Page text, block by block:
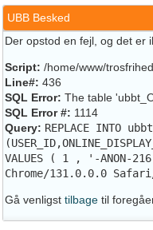
UBB Besked
Der opstod en fejl, og det
Script: /home/www/
Line#: 436
SQL Error: The table
SQL Error #: 1114
Query: REPLACE INTO
VALUES ( 1 , '-ANON-
Chrome/131.0.0.0
Gå venligst tilbage til